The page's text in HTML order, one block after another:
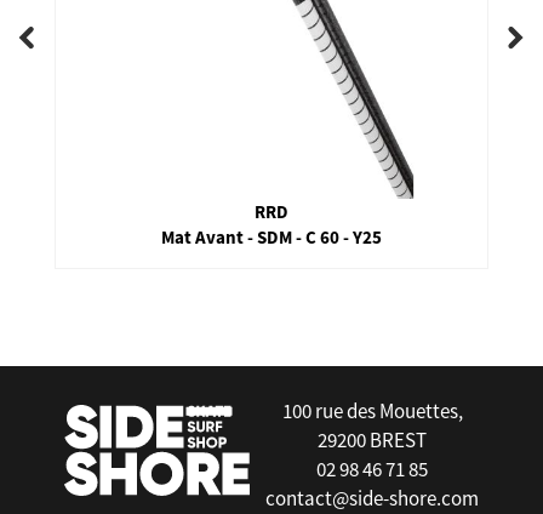
RRD
Mat Avant - SDM - C 60 - Y25
100 rue des Mouettes,
29200 BREST
02 98 46 71 85
contact@side-shore.com